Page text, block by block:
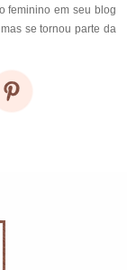
feminino em seu blog
se tornou parte da